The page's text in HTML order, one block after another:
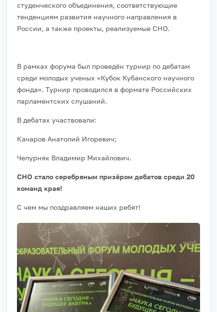
студенческого объединения, соответствующие
тенденциям развития научного направления в
России, а также проекты, реализуемые СНО.
В рамках форума был проведён турнир по дебатам
среди молодых ученых «Кубок Кубанского научного
фонда». Турнир проводился в формате Российских
парламентских слушаний.
В дебатах участвовали:
Качаров Анатолий Игоревич;
Чепурняк Владимир Михайлович.
СНО стало серебряным призёром дебатов среди 20
команд края!
С чем мы поздравляем наших ребят!